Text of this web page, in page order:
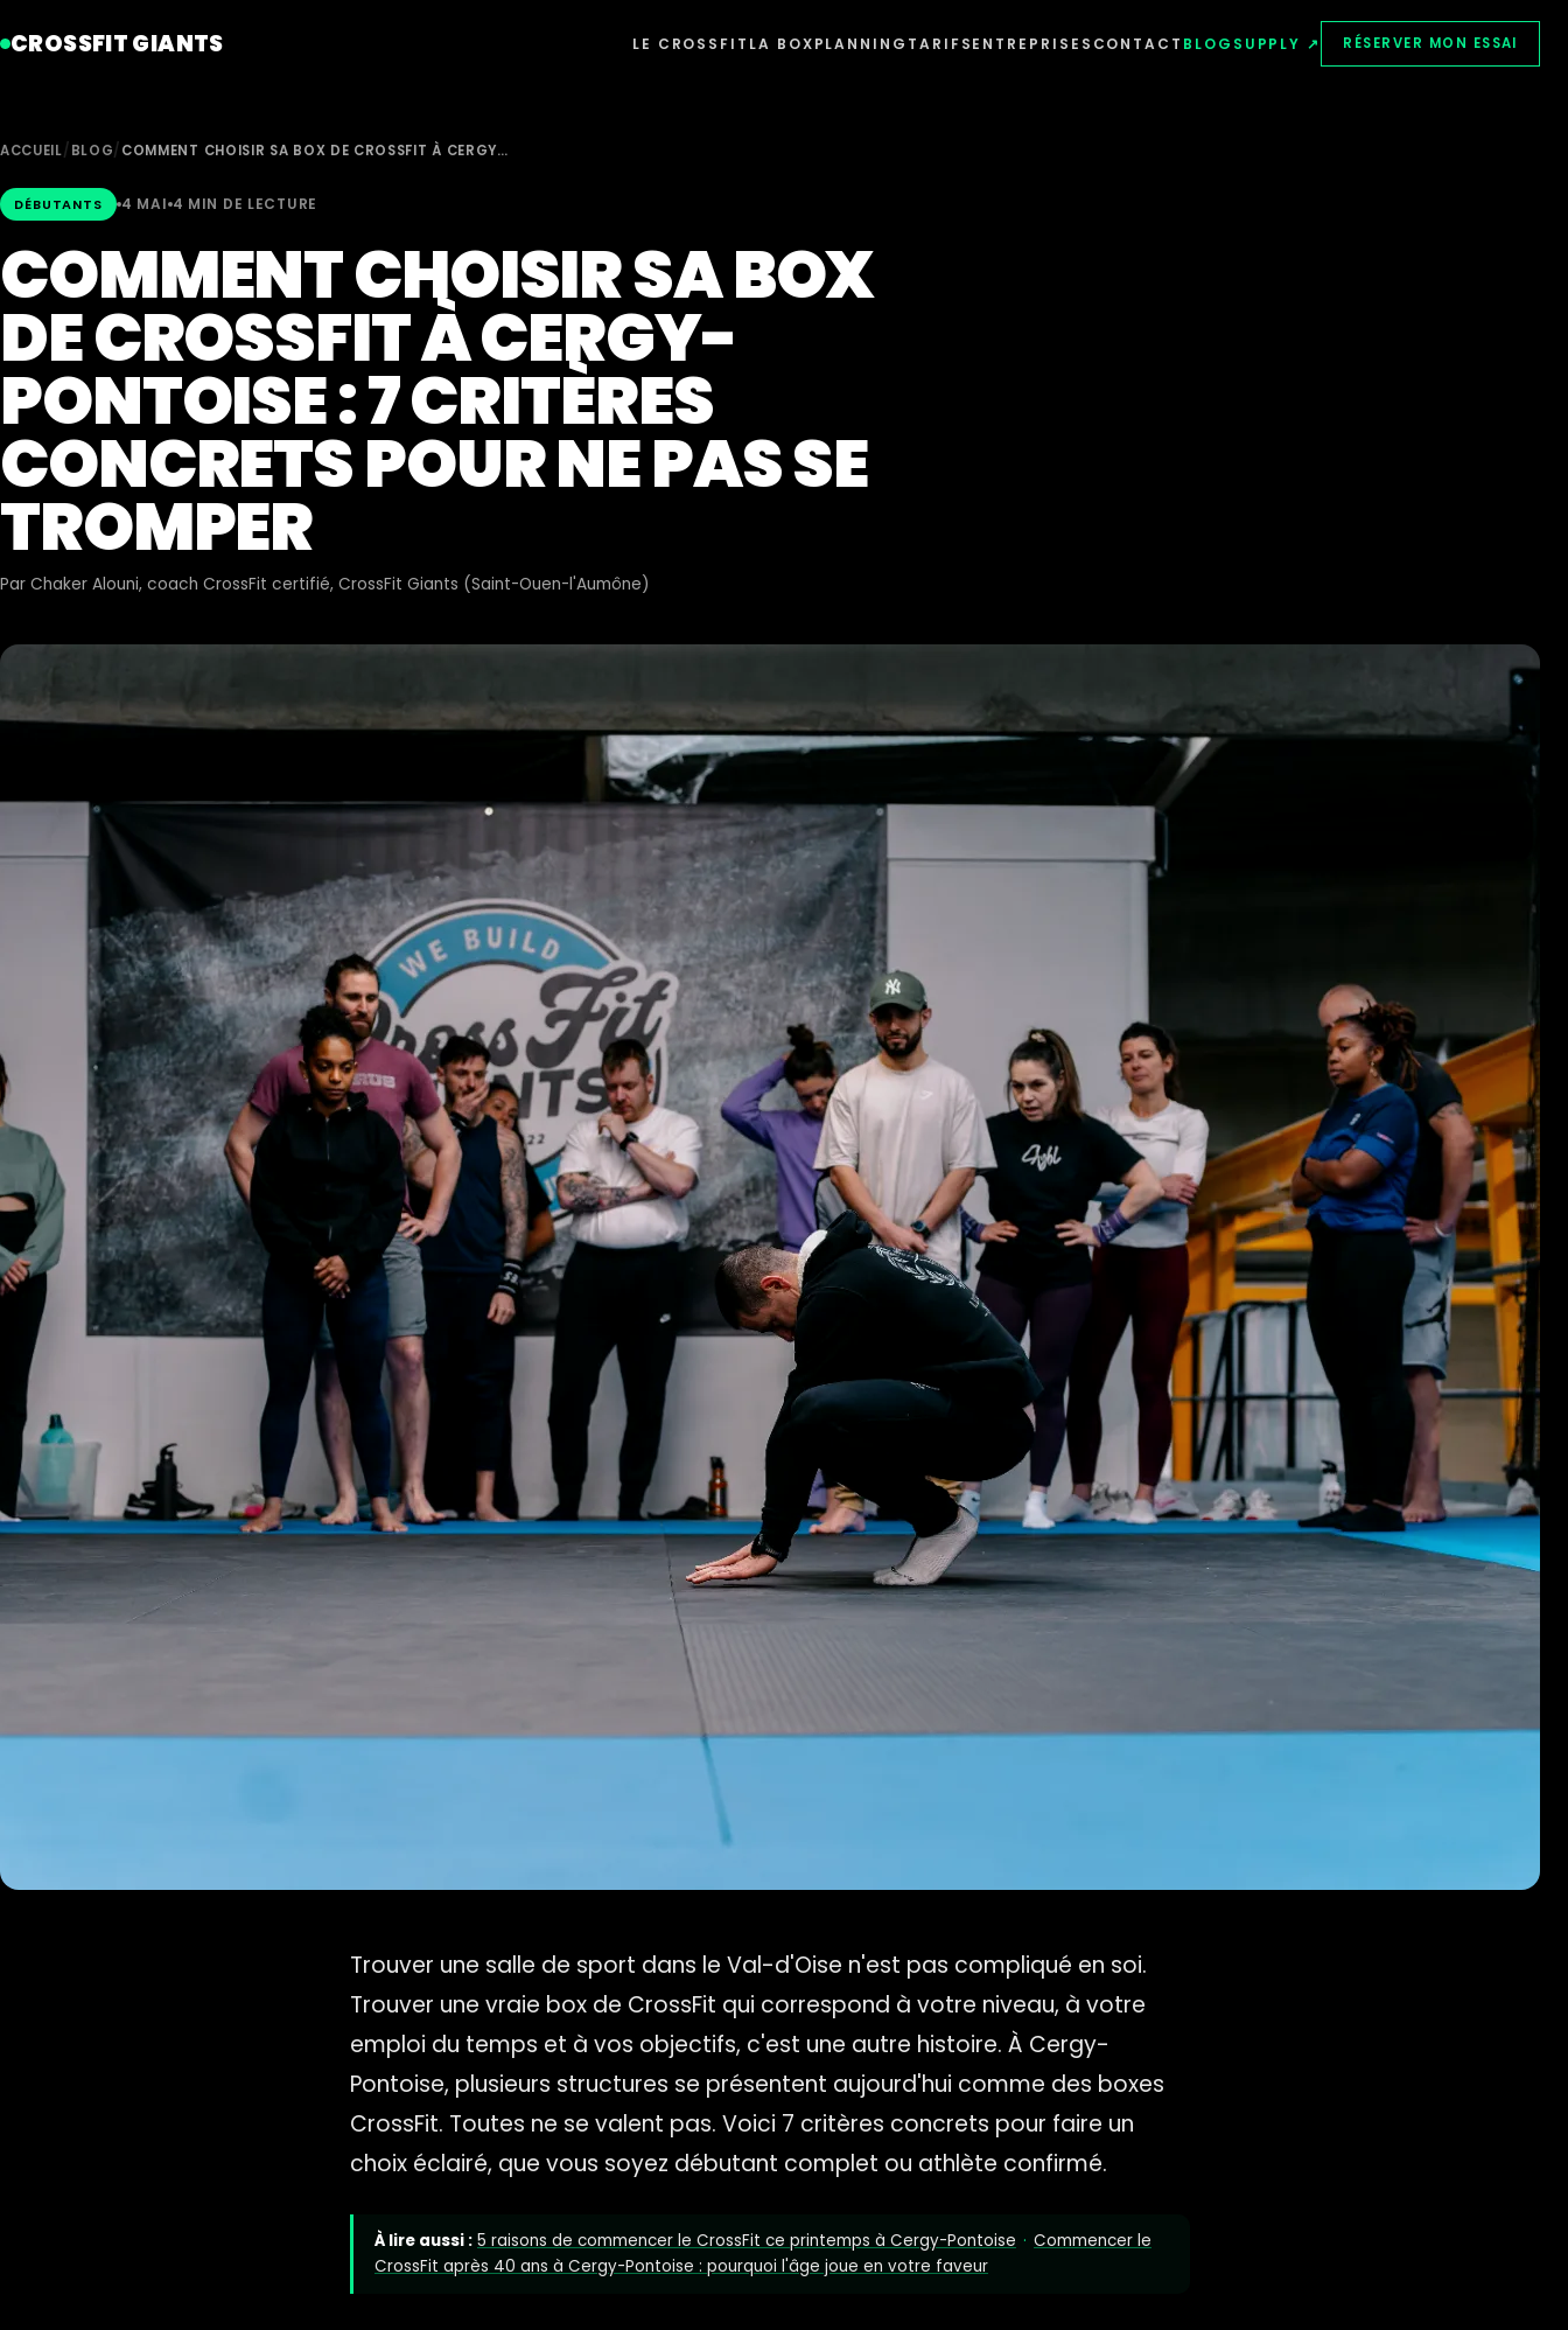
CROSSFIT GIANTS LE CROSSFIT LA BOXPLANNING TARIFSENTREPRISES CONTACT BLOG SUPPLY ↗ RÉSERVER MON ESSAI
ACCUEIL/ BLOG/ COMMENT CHOISIR SA BOX DE CROSSFIT À CERGY…
DÉBUTANTS 4 MAI 4 MIN DE LECTURE
COMMENT CHOISIR SA BOX
DE CROSSFIT À CERGY-
PONTOISE : 7 CRITÈRES
CONCRETS POUR NE PAS SE
TROMPER
Par Chaker Alouni, coach CrossFit certifié, CrossFit Giants (Saint-Ouen-l'Aumône)
Trouver une salle de sport dans le Val-d'Oise n'est pas compliqué en soi.
Trouver une vraie box de CrossFit qui correspond à votre niveau, à votre
emploi du temps et à vos objectifs, c'est une autre histoire. À Cergy-
Pontoise, plusieurs structures se présentent aujourd'hui comme des boxes
CrossFit. Toutes ne se valent pas. Voici 7 critères concrets pour faire un
choix éclairé, que vous soyez débutant complet ou athlète confirmé.
À lire aussi : 5 raisons de commencer le CrossFit ce printemps à Cergy-Pontoise · Commencer le
CrossFit après 40 ans à Cergy-Pontoise : pourquoi l'âge joue en votre faveur